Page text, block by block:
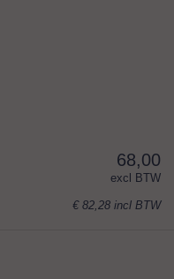
68,00
excl BTW
€ 82,28 incl BTW